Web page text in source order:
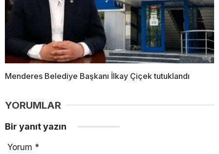
Menderes Belediye Başkanı İlkay Çiçek tutuklandı
YORUMLAR
Bir yanıt yazın
Yorum *